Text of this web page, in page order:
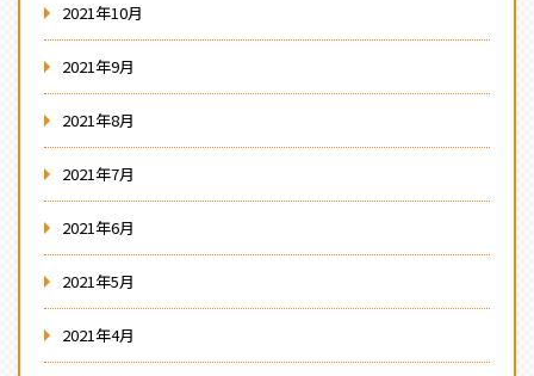
2021年10月
2021年9月
2021年8月
2021年7月
2021年6月
2021年5月
2021年4月